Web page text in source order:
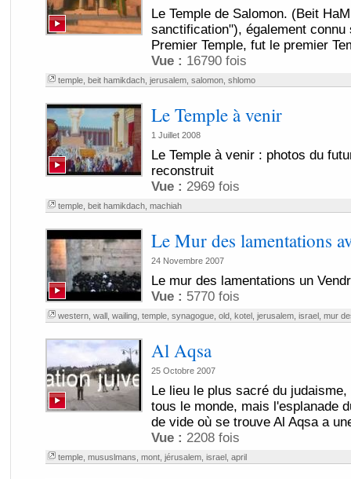
Le Temple de Salomon. (Beit
sanctification"), également connu
Premier Temple, fut le premier
Vue : 16790 fois
temple, beit hamikdach, jerusalem, salomon, shlomo
Le Temple à venir
1 Juillet 2008
Le Temple à venir : photos du
reconstruit
Vue : 2969 fois
temple, beit hamikdach, machiah
Le Mur des lamentations
24 Novembre 2007
Le mur des lamentations un
Vue : 5770 fois
western, wall, wailing, temple, synagogue, old, kotel, jerusalem, israel, mur
Al Aqsa
25 Octobre 2007
Le lieu le plus sacré du
tous le monde, mais l'esplanade
de vide où se trouve Al Aqsa a
Vue : 2208 fois
temple, mususlmans mont, jérusalem, israel, april